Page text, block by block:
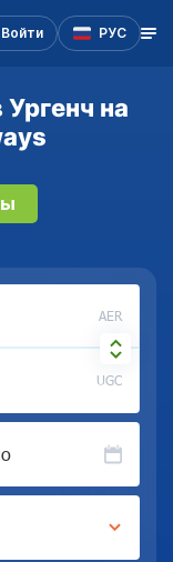
Войти РУС
на
AER
UGC